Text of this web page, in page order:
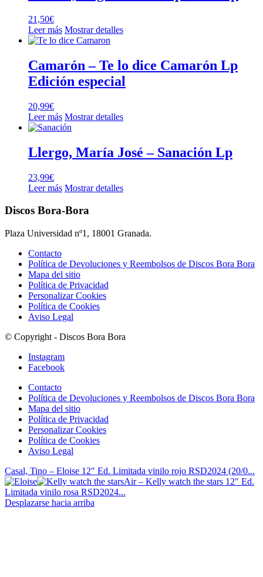
21,50€
Leer más Mostrar detalles
Camarón – Te lo dice Camarón Lp
Edición especial
20,99€
Leer más Mostrar detalles
Llergo, María José – Sanación Lp
23,99€
Leer más Mostrar detalles
Discos Bora-Bora
Plaza Universidad nº1, 18001 Granada.
Contacto
Política de Devoluciones y Reembolsos de Discos Bora Bora
Mapa del sitio
Política de Privacidad
Personalizar Cookies
Política de Cookies
Aviso Legal
© Copyright - Discos Bora Bora
Instagram
Facebook
Contacto
Política de Devoluciones y Reembolsos de Discos Bora Bora
Mapa del sitio
Política de Privacidad
Personalizar Cookies
Política de Cookies
Aviso Legal
Casal, Tino – Eloise 12″ Ed. Limitada vinilo rojo RSD2024 (20/0...
Air – Kelly watch the stars 12″ Ed.
Limitada vinilo rosa RSD2024...
Desplazarse hacia arriba